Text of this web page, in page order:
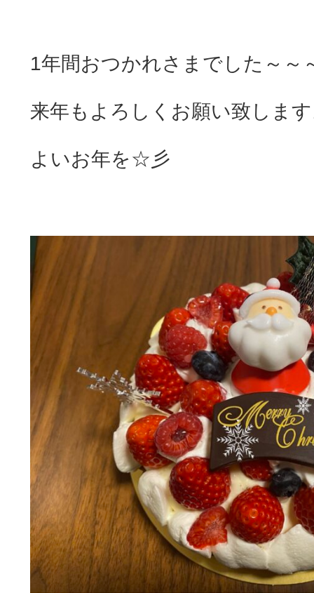
1年間おつかれさまでした～～
来年もよろしくお願い致しま
よいお年を☆彡